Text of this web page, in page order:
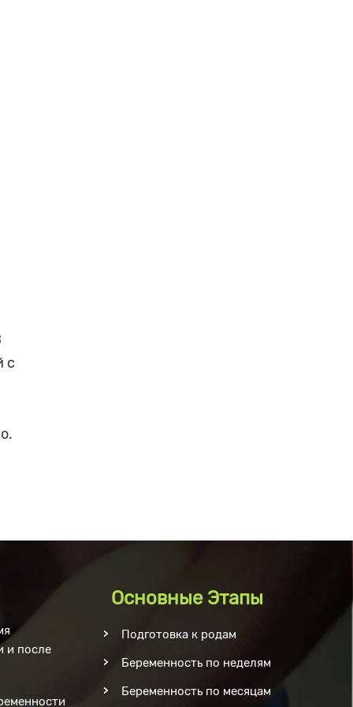
с
и после
Основные Этапы
Подготовка к родам
Беременность по неделям
Беременность по месяцам